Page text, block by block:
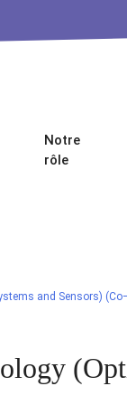
Notre
rôle
and Sensors)